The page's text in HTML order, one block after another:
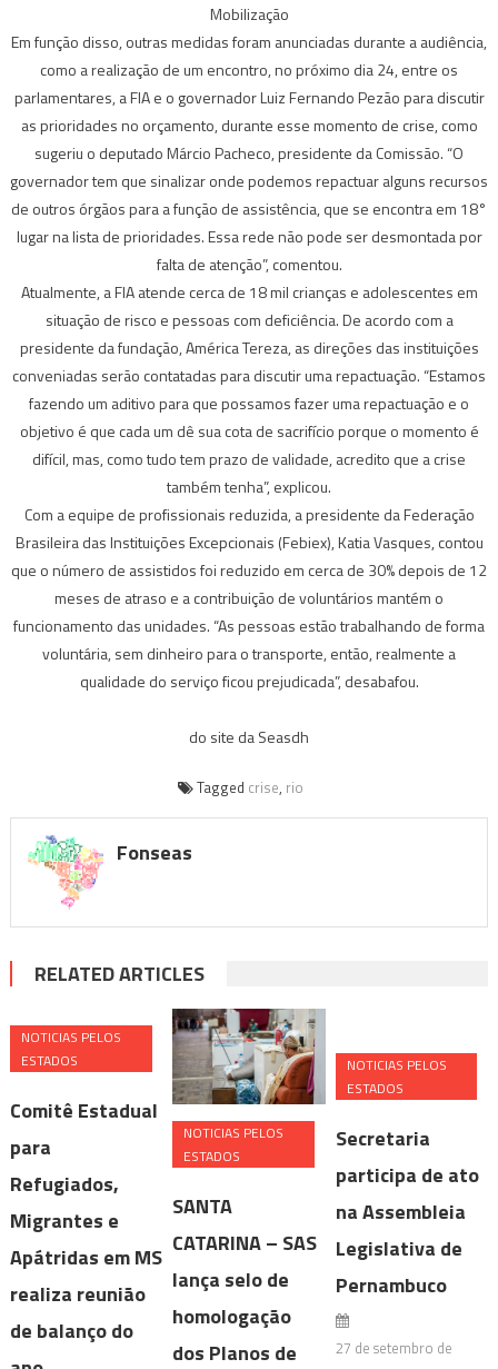
Mobilização
Em função disso, outras medidas foram anunciadas durante a audiência,
como a realização de um encontro, no próximo dia 24, entre os
parlamentares, a FIA e o governador Luiz Fernando Pezão para discutir
as prioridades no orçamento, durante esse momento de crise, como
sugeriu o deputado Márcio Pacheco, presidente da Comissão. “O
governador tem que sinalizar onde podemos repactuar alguns recursos
de outros órgãos para a função de assistência, que se encontra em 18°
lugar na lista de prioridades. Essa rede não pode ser desmontada por
falta de atenção”, comentou.
Atualmente, a FIA atende cerca de 18 mil crianças e adolescentes em
situação de risco e pessoas com deficiência. De acordo com a
presidente da fundação, América Tereza, as direções das instituições
conveniadas serão contatadas para discutir uma repactuação. “Estamos
fazendo um aditivo para que possamos fazer uma repactuação e o
objetivo é que cada um dê sua cota de sacrifício porque o momento é
difícil, mas, como tudo tem prazo de validade, acredito que a crise
também tenha”, explicou.
Com a equipe de profissionais reduzida, a presidente da Federação
Brasileira das Instituições Excepcionais (Febiex), Katia Vasques, contou
que o número de assistidos foi reduzido em cerca de 30% depois de 12
meses de atraso e a contribuição de voluntários mantém o
funcionamento das unidades. “As pessoas estão trabalhando de forma
voluntária, sem dinheiro para o transporte, então, realmente a
qualidade do serviço ficou prejudicada”, desabafou.
do site da Seasdh
Tagged crise, rio
Fonseas
RELATED ARTICLES
NOTICIAS PELOS
ESTADOS
Comitê Estadual
para
Refugiados,
Migrantes e
Apátridas em MS
realiza reunião
de balanço do
NOTICIAS PELOS
ESTADOS
SANTA
CATARINA – SAS
lança selo de
homologação
dos Planos de
NOTICIAS PELOS
ESTADOS
Secretaria
participa de ato
na Assembleia
Legislativa de
Pernambuco
27 de setembro de